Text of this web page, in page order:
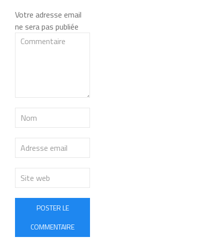
Votre adresse email
ne sera pas publiée
POSTER LE
COMMENTAIRE